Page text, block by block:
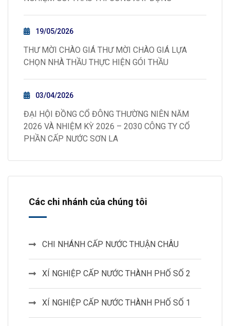
19/05/2026
THƯ MỜI CHÀO GIÁ THƯ MỜI CHÀO GIÁ LỰA
CHỌN NHÀ THẦU THỰC HIỆN GÓI THẦU
03/04/2026
ĐẠI HỘI ĐỒNG CỔ ĐÔNG THƯỜNG NIÊN NĂM
2026 VÀ NHIỆM KỲ 2026 – 2030 CÔNG TY CỔ
PHẦN CẤP NƯỚC SƠN LA
Các chi nhánh của chúng tôi
CHI NHÁNH CẤP NƯỚC THUẬN CHÂU
XÍ NGHIỆP CẤP NƯỚC THÀNH PHỐ SỐ 2
XÍ NGHIỆP CẤP NƯỚC THÀNH PHỐ SỐ 1